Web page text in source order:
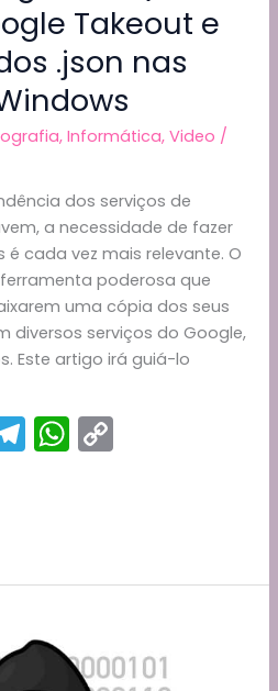
Takeout e
.json nas
,Informática,Video /
dos serviços de
a necessidade de fazer
cada vez mais relevante. O
poderosa que
uma cópia dos seus
diversos serviços do Google,
Este artigo irá guiá-lo
T
el
a
W
h
A
p
Li
k